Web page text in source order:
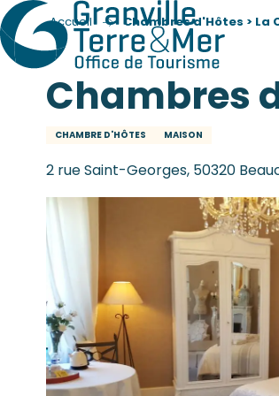
Accueil Chambres d'Hôtes > La
Chambres
CHAMBRE D'HÔTES MAISON
2 rue Saint-Georges, 50320